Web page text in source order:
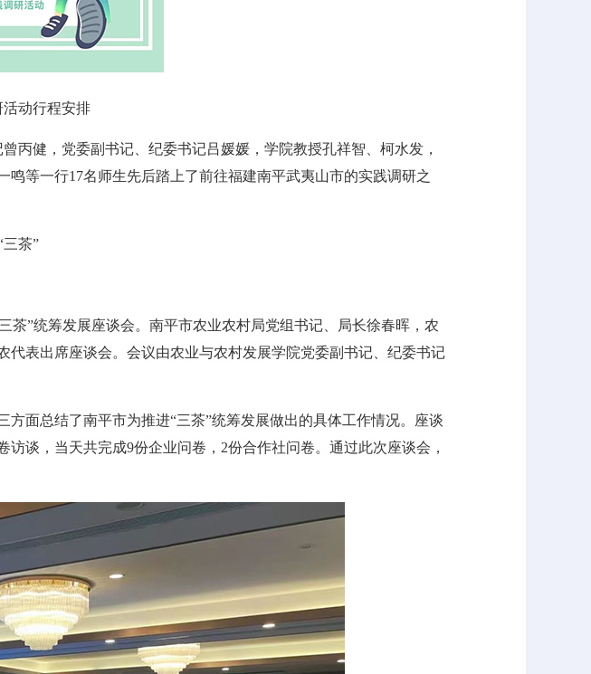
活动行程安排
丙健，党委副书记、纪委书记吕媛媛，学院教授孔祥智、柯水发，
等一行17名师生先后踏上了前往福建南平武夷山市的实践调研之
三茶”
”统筹发展座谈会。南平市农业农村局党组书记、局长徐春晖，农
表出席座谈会。会议由农业与农村发展学院党委副书记、纪委书记
面总结了南平市为推进“三茶”统筹发展做出的具体工作情况。座谈
谈，当天共完成9份企业问卷，2份合作社问卷。通过此次座谈会，